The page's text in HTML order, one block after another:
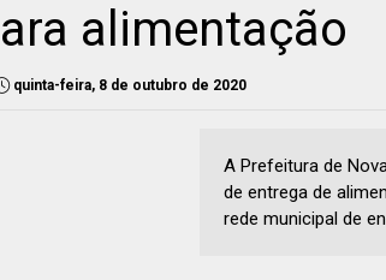
alimentação
quinta-feira, 8 de outubro de 2020
A Prefeitura de
de entrega de
rede municipal de